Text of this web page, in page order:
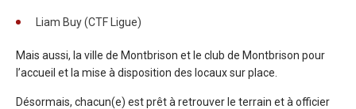
Liam Buy (CTF Ligue)
Mais aussi, la ville de Montbrison et le club de Montbrison pour
l’accueil et la mise à disposition des locaux sur place.
Désormais, chacun(e) est prêt à retrouver le terrain et à officier